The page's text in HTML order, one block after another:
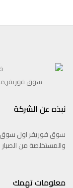
سوق
نبذه عن الشركة
والمستخلصة من
معلومات تهمك